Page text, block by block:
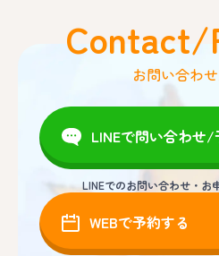
Contact/
お問い合わ
LINEで問い合わせ/
LINEでのお問い合わせ・お
WEBで予約する